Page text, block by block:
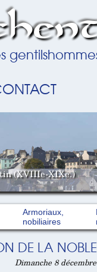
(XVIIIe-XIXe.)
Armoriaux,
nobiliaires
DE LA
Dimanche 8